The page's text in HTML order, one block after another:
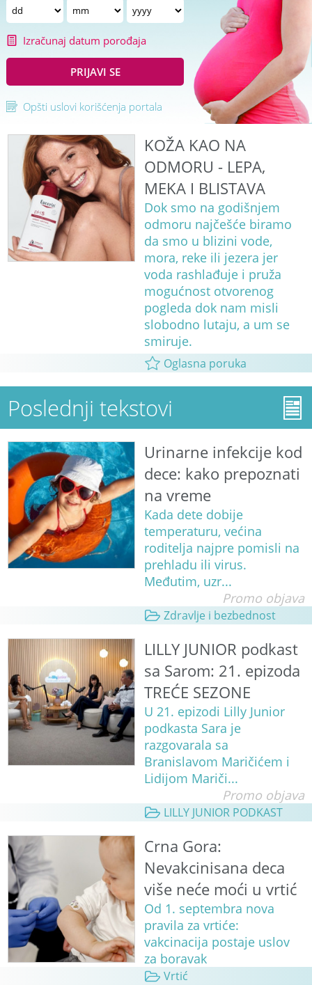
Izračunaj datum porođaja
PRIJAVI SE
Opšti uslovi korišćenja portala
KOŽA KAO NA
ODMORU - LEPA,
MEKA I BLISTAVA
Dok smo na godišnjem
odmoru najčešće biramo
da smo u blizini vode,
mora, reke ili jezera jer
voda rashlađuje i pruža
mogućnost otvorenog
pogleda dok nam misli
slobodno lutaju, a um se
smiruje.
Oglasna poruka
Poslednji tekstovi
Urinarne infekcije kod
dece: kako prepoznati
na vreme
Kada dete dobije
temperaturu, većina
roditelja najpre pomisli na
prehladu ili virus.
Međutim, uzr...
Promo objava
Zdravlje i bezbednost
LILLY JUNIOR podkast
sa Sarom: 21. epizoda
TREĆE SEZONE
U 21. epizodi Lilly Junior
podkasta Sara je
razgovarala sa
Branislavom Maričićem i
Lidijom Mariči...
Promo objava
LILLY JUNIOR PODKAST
Crna Gora:
Nevakcinisana deca
više neće moći u vrtić
Od 1. septembra nova
pravila za vrtiće:
vakcinacija postaje uslov
za boravak
Vrtić